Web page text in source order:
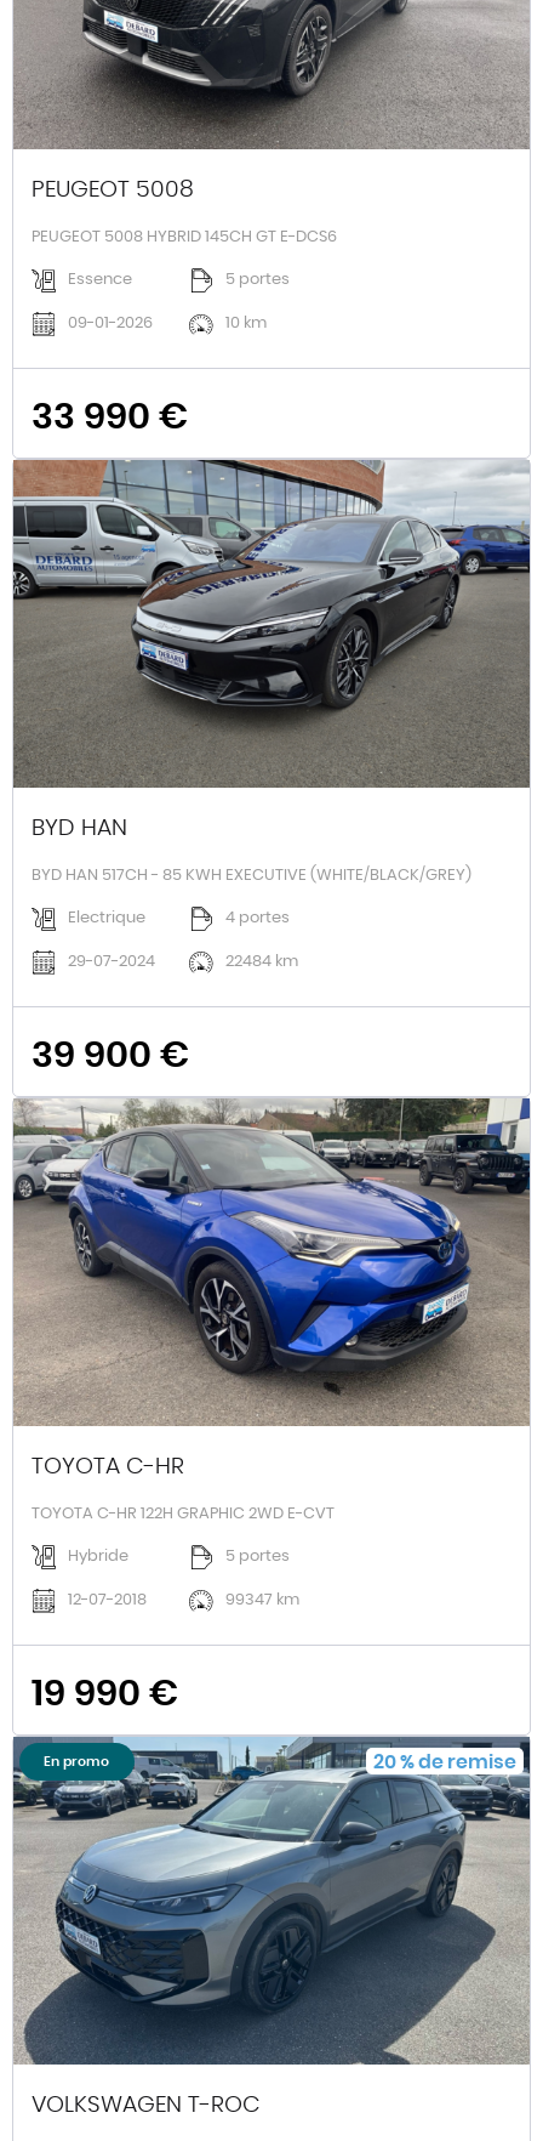
PEUGEOT 5008
PEUGEOT 5008 HYBRID 145CH GT E-DCS6
Essence 5 portes
09-01-2026 10 km
33 990 €
BYD HAN
BYD HAN 517CH - 85 KWH EXECUTIVE (WHITE/BLACK/GREY)
Electrique 4 portes
29-07-2024 22484 km
39 900 €
TOYOTA C-HR
TOYOTA C-HR 122H GRAPHIC 2WD E-CVT
Hybride 5 portes
12-07-2018 99347 km
19 990 €
En promo 20%de remise
VOLKSWAGEN T-ROC